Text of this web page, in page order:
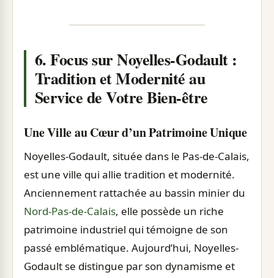
6. Focus sur Noyelles-Godault :
Tradition et Modernité au
Service de Votre Bien-être
Une Ville au Cœur d’un Patrimoine Unique
Noyelles-Godault, située dans le Pas-de-Calais,
est une ville qui allie tradition et modernité.
Anciennement rattachée au bassin minier du
Nord-Pas-de-Calais, elle possède un riche
patrimoine industriel qui témoigne de son
passé emblématique. Aujourd’hui, Noyelles-
Godault se distingue par son dynamisme et